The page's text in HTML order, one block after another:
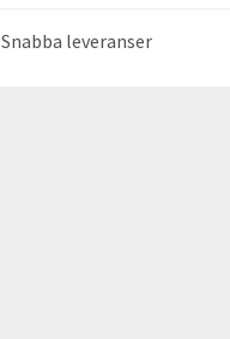
Snabba leveranser